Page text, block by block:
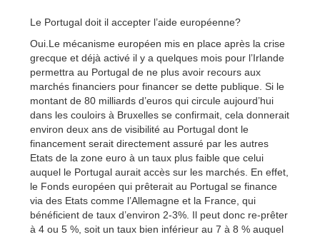
Le Portugal doit il accepter l’aide européenne?
Oui.Le mécanisme européen mis en place après la crise
grecque et déjà activé il y a quelques mois pour l’Irlande
permettra au Portugal de ne plus avoir recours aux
marchés financiers pour financer se dette publique. Si le
montant de 80 milliards d’euros qui circule aujourd’hui
dans les couloirs à Bruxelles se confirmait, cela donnerait
environ deux ans de visibilité au Portugal dont le
financement serait directement assuré par les autres
Etats de la zone euro à un taux plus faible que celui
auquel le Portugal aurait accès sur les marchés. En effet,
le Fonds européen qui prêterait au Portugal se finance
via des Etats comme l’Allemagne et la France, qui
bénéficient de taux d’environ 2-3%. Il peut donc re-prêter
à 4 ou 5 %, soit un taux bien inférieur au 7 à 8 % auquel